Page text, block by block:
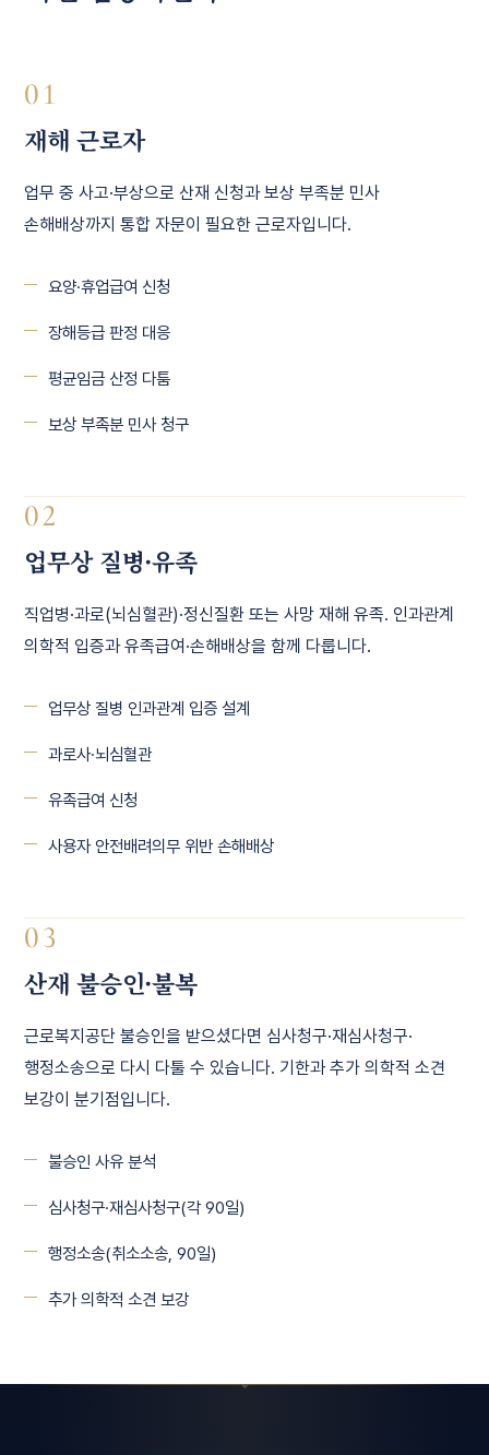
01
재해 근로자
업무 중 사고·부상으로 산재 신청과 보상 부족분 민사
손해배상까지 통합 자문이 필요한 근로자입니다.
요양·휴업급여 신청
장해등급 판정 대응
평균임금 산정 다툼
보상 부족분 민사 청구
02
업무상 질병·유족
직업병·과로(뇌심혈관)·정신질환 또는 사망 재해 유족. 인과관계
의학적 입증과 유족급여·손해배상을 함께 다룹니다.
업무상 질병 인과관계 입증 설계
과로사·뇌심혈관
유족급여 신청
사용자 안전배려의무 위반 손해배상
03
산재 불승인·불복
근로복지공단 불승인을 받으셨다면 심사청구·재심사청구·
행정소송으로 다시 다툴 수 있습니다. 기한과 추가 의학적 소견
보강이 분기점입니다.
불승인 사유 분석
심사청구·재심사청구(각 90일)
행정소송(취소소송, 90일)
추가 의학적 소견 보강